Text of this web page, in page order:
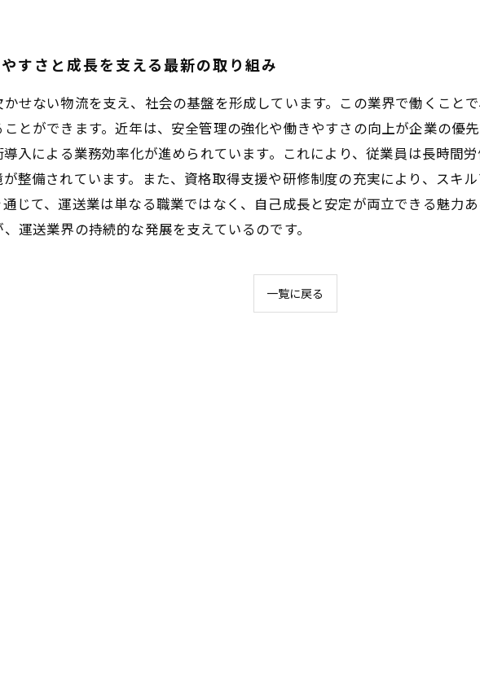
すさと成長を支える最新の取り組み
せない物流を支え、社会の基盤を形成しています。この業界で働くこと
とができます。近年は、安全管理の強化や働きやすさの向上が企業の優
入による業務効率化が進められています。これにより、従業員は長時間
整備されています。また、資格取得支援や研修制度の充実により、スキ
じて、運送業は単なる職業ではなく、自己成長と安定が両立できる魅力
運送業界の持続的な発展を支えているのです。
一覧に戻る